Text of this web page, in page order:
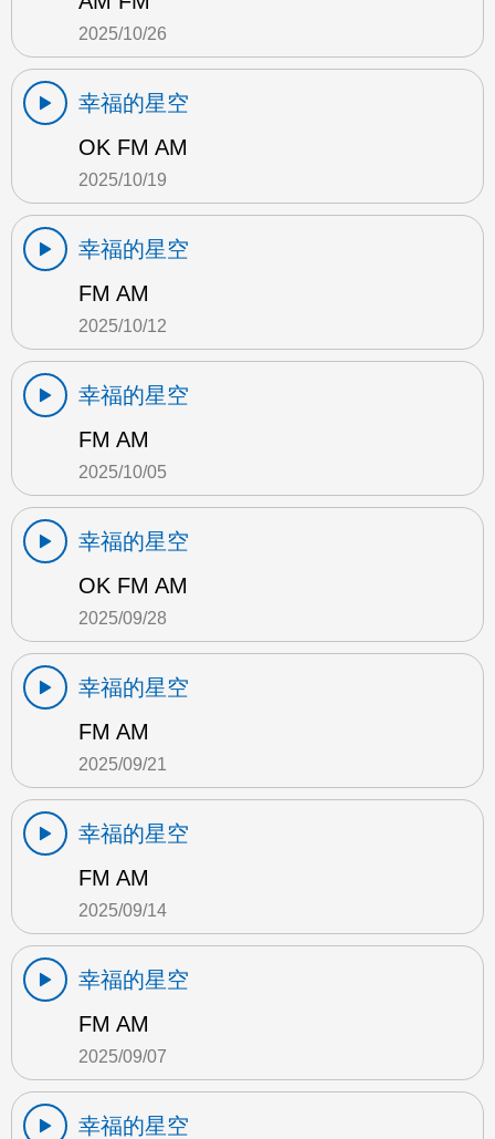
2025/10/26
幸福的星空
OK FM AM
2025/10/19
幸福的星空
FM AM
2025/10/12
幸福的星空
FM AM
2025/10/05
幸福的星空
OK FM AM
2025/09/28
幸福的星空
FM AM
2025/09/21
幸福的星空
FM AM
2025/09/14
幸福的星空
FM AM
2025/09/07
幸福的星空